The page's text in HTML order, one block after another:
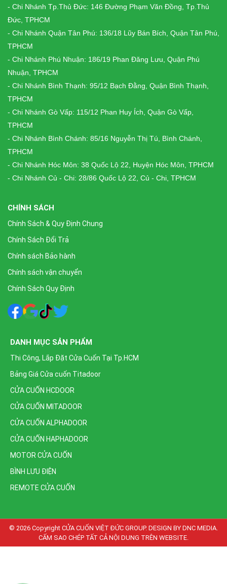
- Chi Nhánh Tp.Thủ Đức: 146 Đường Phạm Văn Đồng, Tp.Thủ
Đức, TPHCM
- Chi Nhánh Quận Tân Phú: 136/18 Lũy Bán Bích, Quận Tân Phú,
TPHCM
- Chi Nhánh Phú Nhuận: 186/19 Phan Đăng Lưu, Quận Phú
Nhuận, TPHCM
- Chi Nhánh Bình Thạnh: 95/12 Bạch Đằng, Quận Bình Thạnh,
TPHCM
- Chi Nhánh Gò Vấp: 115/12 Phan Huy Ích, Quận Gò Vấp,
TPHCM
- Chi Nhánh Bình Chánh: 85/16 Nguyễn Thị Tú, Bình Chánh,
TPHCM
- Chi Nhánh Hóc Môn: 38 Quốc Lộ 22, Huyện Hóc Môn, TPHCM
- Chi Nhánh Củ - Chi: 28/86 Quốc Lộ 22, Củ - Chi, TPHCM
CHÍNH SÁCH
Chính Sách & Quy Định Chung
Chính Sách Đổi Trả
Chính sách Bảo hành
Chính sách vận chuyển
Chính Sách Quy Định
DANH MỤC SẢN PHẨM
Thi Công, Lắp Đặt Cửa Cuốn Tại Tp.HCM
Bảng Giá Cửa cuốn Titadoor
CỬA CUỐN HCDOOR
CỬA CUỐN MITADOOR
CỬA CUỐN ALPHADOOR
CỬA CUỐN HAPHADOOR
MOTOR CỬA CUỐN
BÌNH LƯU ĐIỆN
REMOTE CỬA CUỐN
© 2026 Copyright CỬA CUỐN VIỆT ĐỨC GROUP. DESIGN BY DNC MEDIA.
CẤM SAO CHÉP TẤT CẢ NỘI DUNG TRÊN WEBSITE